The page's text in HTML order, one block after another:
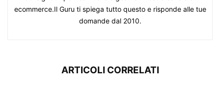
ecommerce.Il Guru ti spiega tutto questo e risponde alle tue
domande dal 2010.
ARTICOLI CORRELATI